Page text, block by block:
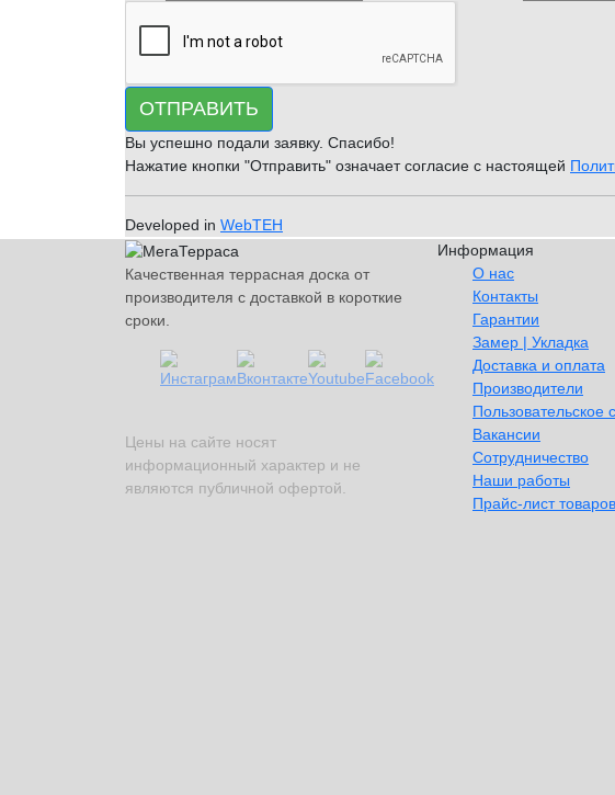
ОТПРАВИТЬ
Вы успешно подали заявку. Спасибо!
Нажатие кнопки "Отправить" означает согласие с настоящей
Developed in WebTEH
Качественная террасная доска от
производителя с доставкой в короткие
сроки.
Цены на сайте носят
информационный характер и не
являются публичной офертой.
Информация
О нас
Контакты
Гарантии
Замер | Укладка
Доставка и оплата
Производители
Пользовательское
Вакансии
Сотрудничество
Наши работы
Прайс-лист товаров